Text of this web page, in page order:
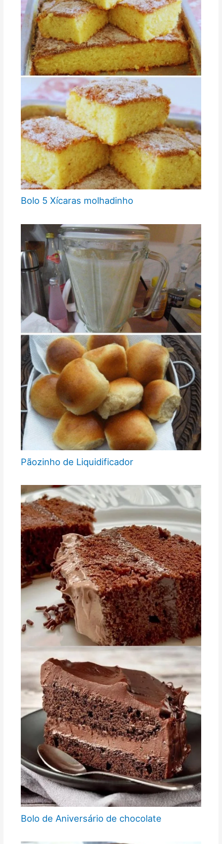
Bolo 5 Xícaras molhadinho
Pãozinho de Liquidificador
Bolo de Aniversário de chocolate